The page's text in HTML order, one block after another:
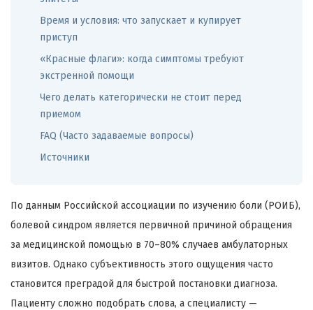
Время и условия: что запускает и купирует
приступ
«Красные флаги»: когда симптомы требуют
экстренной помощи
Чего делать категорически не стоит перед
приемом
FAQ (Часто задаваемые вопросы)
Источники
По данным Российской ассоциации по изучению боли (РОИБ),
болевой синдром является первичной причиной обращения
за медицинской помощью в 70–80% случаев амбулаторных
визитов. Однако субъективность этого ощущения часто
становится преградой для быстрой постановки диагноза.
Пациенту сложно подобрать слова, а специалисту —